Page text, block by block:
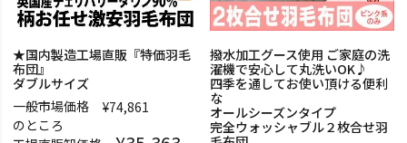
★国内製造工場直販『特価羽毛
布団』
ダブルサイズ
一般市場価格
¥74,861
のところ
撥水加工グース使用 ご家庭の洗
濯機で安心して丸洗いOK♪
四季を通してお使い頂ける便利
な
オールシーズンタイプ
完全ウォッシャブル２枚合せ羽